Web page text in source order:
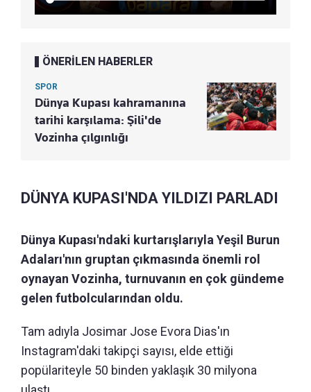
ÖNERİLEN HABERLER
SPOR
Dünya Kupası kahramanına
tarihi karşılama: Şili'de
Vozinha çılgınlığı
DÜNYA KUPASI'NDA YILDIZI PARLADI
Dünya Kupası'ndaki kurtarışlarıyla Yeşil Burun
Adaları'nın gruptan çıkmasında önemli rol
oynayan Vozinha, turnuvanın en çok gündeme
gelen futbolcularından oldu.
Tam adıyla Josimar Jose Evora Dias'ın
Instagram'daki takipçi sayısı, elde ettiği
popülariteyle 50 binden yaklaşık 30 milyona